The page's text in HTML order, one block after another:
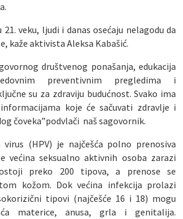
veku, ljudi i danas osećaju nelagodu da
kaže aktivista Aleksa Kabašić.
društvenog ponašanja, edukacija
preventivnim pregledima i
su za zdraviju budućnost. Svako ima
koje će sačuvati zdravlje i
čoveka”podvlači naš sagovornik.
(HPV) je najčešća polno prenosiva
većina seksualno aktivnih osoba zarazi
preko 200 tipova, a prenose se
kožom. Dok većina infekcija prolazi
tipovi (najčešće 16 i 18) mogu
materice, anusa, grla i genitalija.